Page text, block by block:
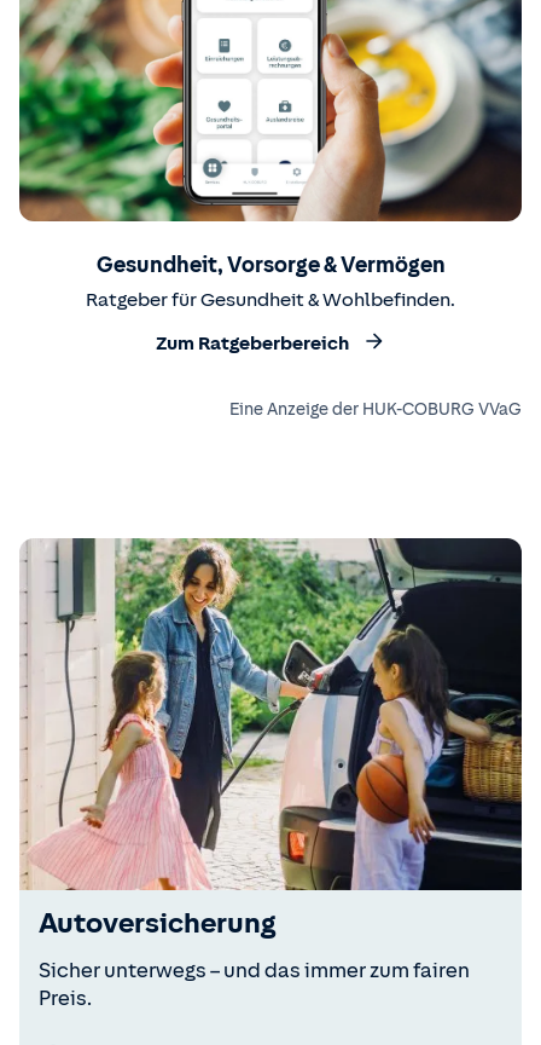
Gesundheit, Vorsorge & Vermögen
Ratgeber für Gesundheit & Wohlbefinden.
Zum Ratgeberbereich
Eine Anzeige der HUK-COBURG VVaG
Autoversicherung
Sicher unterwegs – und das immer zum fairen
Preis.